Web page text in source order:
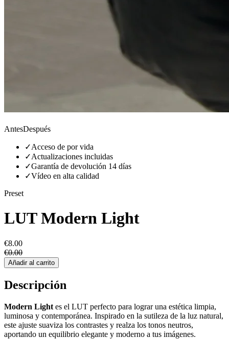
AntesDespués
✓Acceso de por vida
✓Actualizaciones incluidas
✓Garantía de devolución 14 días
✓Vídeo en alta calidad
Preset
LUT Modern Light
€8.00
€0.00
Añadir al carrito
Descripción
Modern Light es el LUT perfecto para lograr una estética limpia,
luminosa y contemporánea. Inspirado en la sutileza de la luz natural,
este ajuste suaviza los contrastes y realza los tonos neutros,
aportando un equilibrio elegante y moderno a tus imágenes.